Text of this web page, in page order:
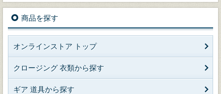
商品を探す
オンラインストア トップ
クロージング 衣類から探す
ギア 道具から探す